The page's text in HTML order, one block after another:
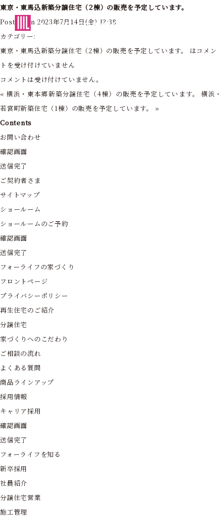
フォーライフ株式会社
東京・東馬込新築分譲住宅（2棟）の販売を予定しています。
Posted on 2023年7月14日(金) 12:38
カテゴリー:
東京・東馬込新築分譲住宅（2棟）の販売を予定しています。 はコメン
トを受け付けていません
コメントは受け付けていません。
« 横浜・東本郷新築分譲住宅（4棟）の販売を予定しています。
横浜・
若宮町新築住宅（1棟）の販売を予定しています。
»
Contents
お問い合わせ
確認画面
送信完了
ご契約者さま
サイトマップ
ショールーム
ショールームのご予約
確認画面
送信完了
フォーライフの家づくり
フロントページ
プライバシーポリシー
再生住宅のご紹介
分譲住宅
家づくりへのこだわり
ご相談の流れ
よくある質問
商品ラインアップ
採用情報
キャリア採用
確認画面
送信完了
フォーライフを知る
新卒採用
社員紹介
分譲住宅営業
施工管理